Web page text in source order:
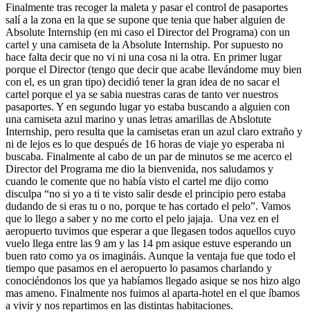
Finalmente tras recoger la maleta y pasar el control de pasaportes
salí a la zona en la que se supone que tenia que haber alguien de
Absolute Internship (en mi caso el Director del Programa) con un
cartel y una camiseta de la Absolute Internship. Por supuesto no
hace falta decir que no vi ni una cosa ni la otra. En primer lugar
porque el Director (tengo que decir que acabe llevándome muy bien
con el, es un gran tipo) decidió tener la gran idea de no sacar el
cartel porque el ya se sabia nuestras caras de tanto ver nuestros
pasaportes. Y en segundo lugar yo estaba buscando a alguien con
una camiseta azul marino y unas letras amarillas de Abslotute
Internship, pero resulta que la camisetas eran un azul claro extraño y
ni de lejos es lo que después de 16 horas de viaje yo esperaba ni
buscaba. Finalmente al cabo de un par de minutos se me acerco el
Director del Programa me dio la bienvenida, nos saludamos y
cuando le comente que no había visto el cartel me dijo como
disculpa “no si yo a ti te visto salir desde el principio pero estaba
dudando de si eras tu o no, porque te has cortado el pelo”. Vamos
que lo llego a saber y no me corto el pelo jajaja. Una vez en el
aeropuerto tuvimos que esperar a que llegasen todos aquellos cuyo
vuelo llega entre las 9 am y las 14 pm asique estuve esperando un
buen rato como ya os imagináis. Aunque la ventaja fue que todo el
tiempo que pasamos en el aeropuerto lo pasamos charlando y
conociéndonos los que ya habíamos llegado asique se nos hizo algo
mas ameno. Finalmente nos fuimos al aparta-hotel en el que íbamos
a vivir y nos repartimos en las distintas habitaciones.